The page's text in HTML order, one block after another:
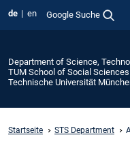
de en Google Suche
Department of Science,
TUM School of Social
Technische Universität
Startseite STS Department